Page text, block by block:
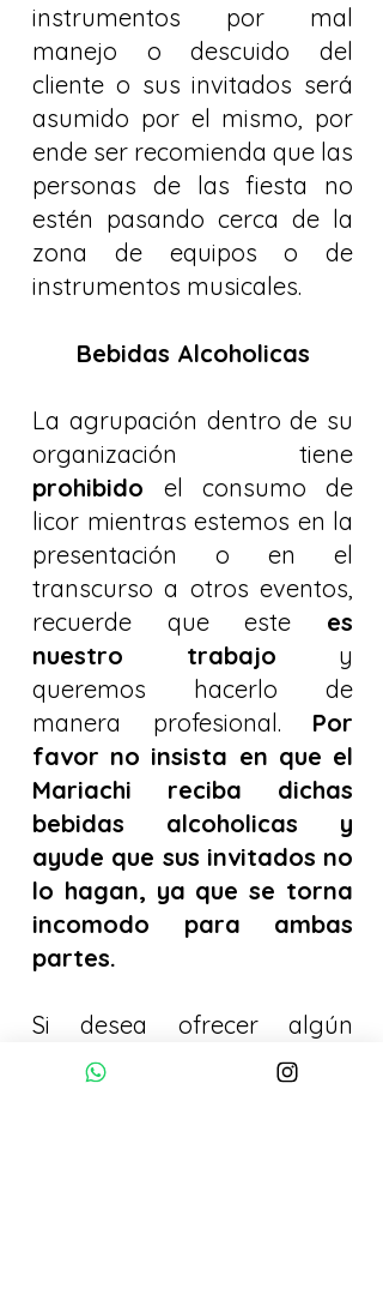
instrumentos por mal
manejo o descuido del
cliente o sus invitados será
asumido por el mismo, por
ende ser recomienda que las
personas de las fiesta no
estén pasando cerca de la
zona de equipos o de
instrumentos musicales.
Bebidas Alcoholicas
La agrupación dentro de su
organización tiene
prohibido el consumo de
licor mientras estemos en la
presentación o en el
transcurso a otros eventos,
recuerde que este es
nuestro trabajo y
queremos hacerlo de
manera profesional. Por
favor no insista en que el
Mariachi reciba dichas
bebidas alcoholicas y
ayude que sus invitados no
lo hagan, ya que se torna
incomodo para ambas
partes.
Si desea ofrecer algún
alimento o bebida no
alcoholica al mariachi le